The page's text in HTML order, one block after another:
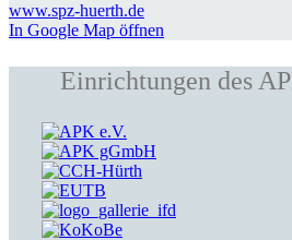
www.spz-huerth.de
In Google Map öffnen
Einrichtungen des